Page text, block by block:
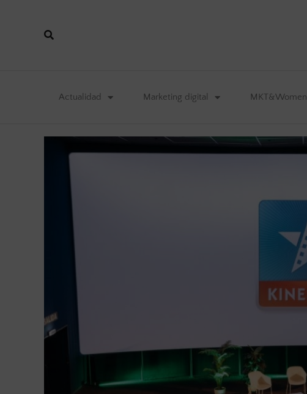
Actualidad Marketing digital MKT&Women